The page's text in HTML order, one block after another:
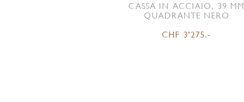
CASSA IN ACCIAIO, 39 MM
QUADRANTE NERO
CHF 3'275.-